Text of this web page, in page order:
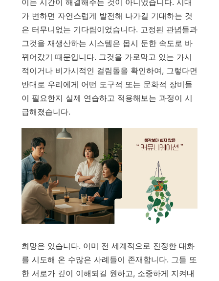
이는 시간이 해결해주는 것이 아니었습니다. 시대
가 변하면 자연스럽게 발전해 나가길 기대하는 것
은 터무니없는 기다림이었습니다. 고정된 관념들과
그것을 재생산하는 시스템은 몹시 둔한 속도로 바
뀌어갔기 때문입니다. 그것을 가로막고 있는 가시
적이거나 비가시적인 걸림돌을 확인하여, 그렇다면
반대로 우리에게 어떤 도구적 또는 문화적 장비들
이 필요한지 실제 연습하고 적용해보는 과정이 시
급해졌습니다.
희망은 있습니다. 이미 전 세계적으로 진정한 대화
를 시도해 온 수많은 사례들이 존재합니다. 그들 또
한 서로가 깊이 이해되길 원하고, 소중하게 지켜내